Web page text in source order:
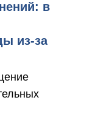
в
из-за